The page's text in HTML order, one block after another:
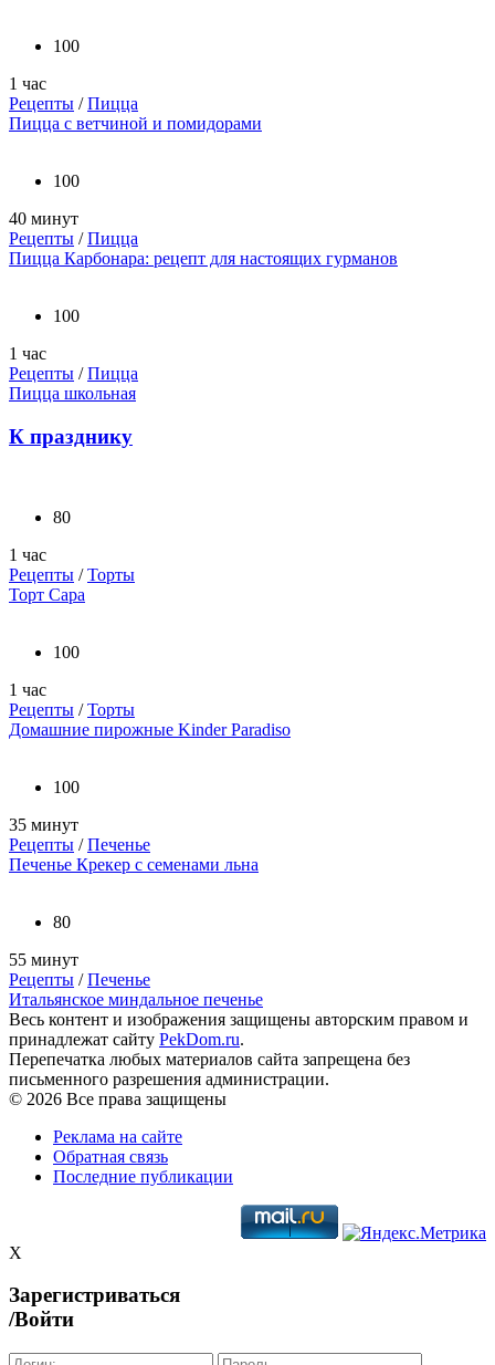
100
1 час
Рецепты /Пицца
Пицца с ветчиной и помидорами
100
40 минут
Рецепты /Пицца
Пицца Карбонара: рецепт для настоящих гурманов
100
1 час
Рецепты /Пицца
Пицца школьная
К празднику
80
1 час
Рецепты /Торты
Торт Сара
100
1 час
Рецепты /Торты
Домашние пирожные Kinder Paradiso
100
35 минут
Рецепты /Печенье
Печенье Крекер с семенами льна
80
55 минут
Рецепты /Печенье
Итальянское миндальное печенье
Весь контент и изображения защищены авторским правом и
принадлежат сайту PekDom.ru.
Перепечатка любых материалов сайта запрещена без
письменного разрешения администрации.
© 2026 Все права защищены
Реклама на сайте
Обратная связь
Последние публикации
X
Зарегистриваться
/Войти